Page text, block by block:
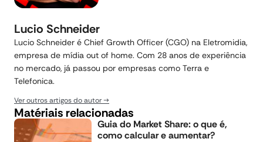
Lucio Schneider
Lucio Schneider é Chief Growth Officer (CGO) na Eletromidia,
empresa de mídia out of home. Com 28 anos de experiência
no mercado, já passou por empresas como Terra e
Telefonica.
Ver outros artigos do autor
Matériais relacionadas
Guia do Market Share: o que é,
como calcular e aumentar?